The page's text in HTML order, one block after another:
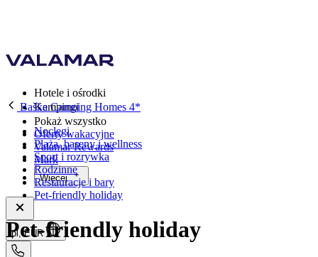
Hotele i ośrodki
Kempingi
Pokaż wszystko
Oferty wakacyjne
Valamar Rewards
Mark
Więcej
pl, EUR
Baška Camping Homes 4*
Noclegi
Plaża, baseny i wellness
Sport i rozrywka
Rodzinne
Restauracje i bary
Pet-friendly holiday
Pet-friendly holiday